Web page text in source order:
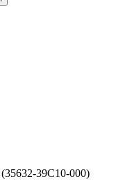
39C10-000)